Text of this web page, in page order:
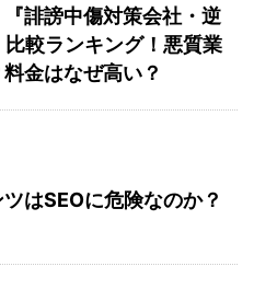
『誹謗中傷対策会社・逆
比較ランキング！悪質業
金はなぜ高い？
はSEOに危険なのか？